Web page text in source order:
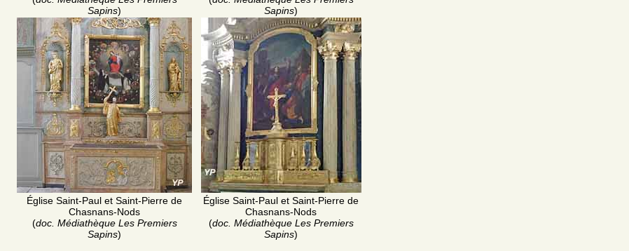
Sapins)
Sapins)
Église Saint-Paul et Saint-Pierre de
Chasnans-Nods
(doc. Médiathèque Les Premiers
Sapins)
Église Saint-Paul et Saint-Pierre de
Chasnans-Nods
(doc. Médiathèque Les Premiers
Sapins)